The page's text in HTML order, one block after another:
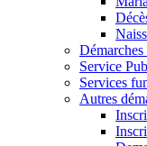
Service
Services
Autres